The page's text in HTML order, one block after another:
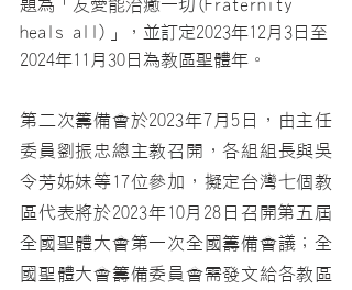
題為「友愛能治癒一切(Fraternity
heals all)」，並訂定2023年12月3日至
2024年11月30日為教區聖體年。
第二次籌備會於2023年7月5日，由主任
委員劉振忠總主教召開，各組組長與吳
令芳姊妹等17位參加，擬定台灣七個教
區代表將於2023年10月28日召開第五屆
全國聖體大會第一次全國籌備會議；全
國聖體大會籌備委員會需發文給各教區